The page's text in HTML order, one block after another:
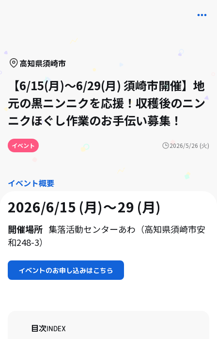
高知県須崎市
【6/15(月)〜6/29(月) 須崎市開催】地
元の黒ニンニクを応援！収穫後のニン
ニクほぐし作業のお手伝い募集！
イベント 2026/5/26 (火)
イベント概要
2026/6/15 (月) 29 (月)
開催場所 集落活動センターあわ（高知県須崎市安
和248-3）
イベントのお申し込みはこちら
目次INDEX